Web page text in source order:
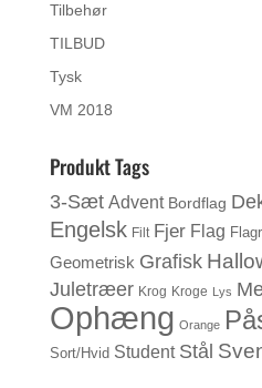
Tilbehør
TILBUD
Tysk
VM 2018
Produkt Tags
3-Sæt Advent Bordflag
Engelsk Filt Fjer Flag
Geometrisk Grafisk
Juletræer Krog Kroge Lys
Ophæng Orange
Sort/Hvid Student Stål